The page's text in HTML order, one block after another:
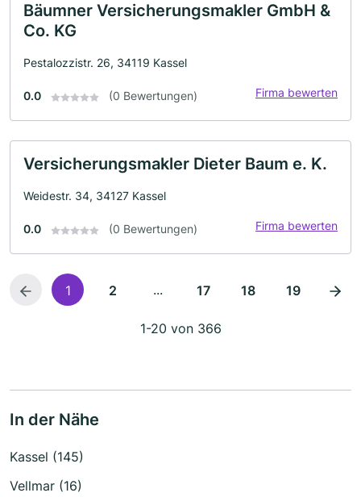
Bäumner Versicherungsmakler GmbH &
Co. KG
Pestalozzistr. 26, 34119 Kassel
0.0 (0 Bewertungen) Firma bewerten
Versicherungsmakler Dieter Baum e. K.
Weidestr. 34, 34127 Kassel
0.0 (0 Bewertungen) Firma bewerten
1 2 ... 17 18 19
1-20 von 366
In der Nähe
Kassel (145)
Vellmar (16)